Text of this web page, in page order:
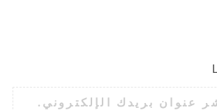
عنوان بريدك الإلكتروني.